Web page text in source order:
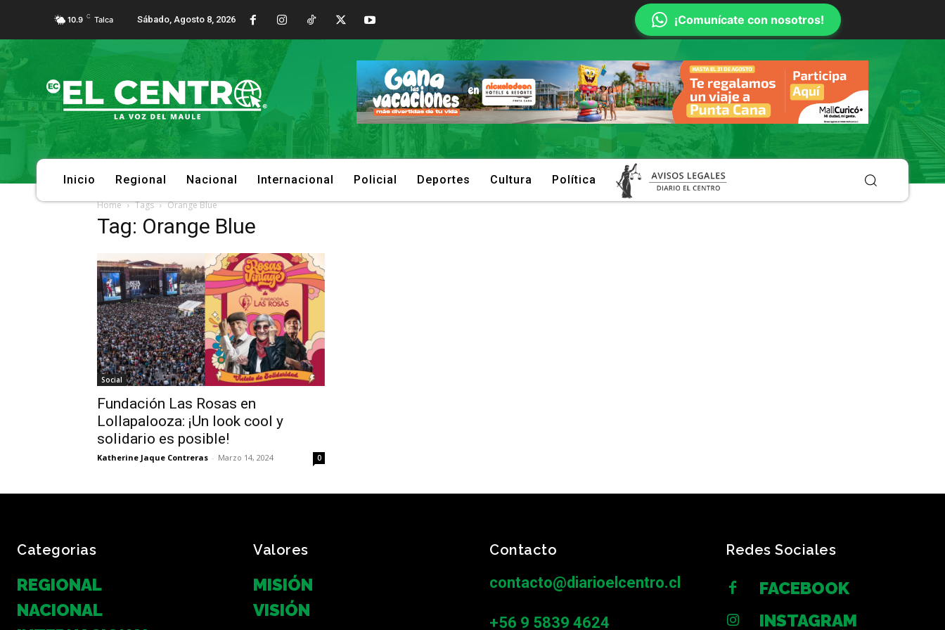
10.9 C Talca Sábado, Agosto 8, 2026 ¡Comunícate con nosotros!
Inicio Regional Nacional Internacional Policial Deportes Cultura Política
Home Tags Orange Blue
Tag: Orange Blue
Social
Fundación Las Rosas en
Lollapalooza: ¡Un look cool y
solidario es posible!
Katherine Jaque Contreras - Marzo 14, 2024 0
Categorias
REGIONAL
NACIONAL
Valores
MISIÓN
VISIÓN
Contacto
contacto@diarioelcentro.cl
+56 9 5839 4624
Redes Sociales
FACEBOOK
INSTAGRAM